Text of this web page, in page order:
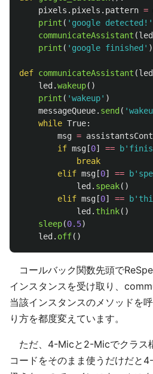
pixels . pixels . pattern =
print ( ' google detected! '
communicateAssistant (led
print ( ' google finished ' )
def communicateAssistant (led
led .wakeup()
print ( 'wakeup' )
messageQueue. send ( '
while True:
msg =
if msg [0] == b'
break
elif msg [0] == b'
led . speak()
elif msg [0] == b'
led . think()
sleep(0.5)
led . off()
コールバック関数先頭で
インスタンスを受け取り、
当該インスタンスのメソッドを
り方を都度変えています。
ただ、4-Micと2-Micでクラス
コードをそのまま使うだけだと